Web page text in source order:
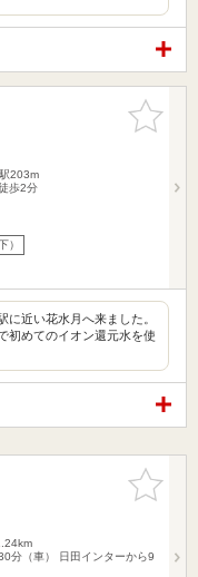
お気に入
りに追加
203m
歩2分
）
に近い花水月へ来ました。
初めてのイオン還元水を使
お気に入
りに追加
分（車） 日田インターから9